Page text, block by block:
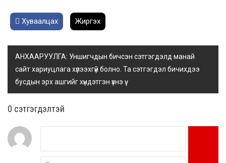
Хуваалцах Жиргэх
АНХААРУУЛГА: Уншигчдын бичсэн сэтгэгдэлд манай
сайт хариуцлага хүлээхгүй болно. Та сэтгэгдэл бичихдээ
бусдын эрх ашгийг хүндэтгэн үзнэ үү.
0 cэтгэгдэлтэй